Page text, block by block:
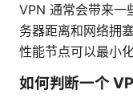
VPN 通常会带来一
务器距离和网络拥
性能节点可以最小化
如何判断一个